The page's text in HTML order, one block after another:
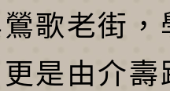
歌老街，
是由介壽